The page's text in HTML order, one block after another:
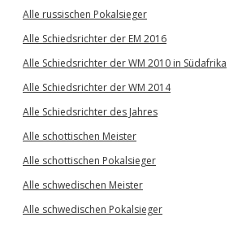
Alle russischen Pokalsieger
Alle Schiedsrichter der EM 2016
Alle Schiedsrichter der WM 2010 in Südafrika
Alle Schiedsrichter der WM 2014
Alle Schiedsrichter des Jahres
Alle schottischen Meister
Alle schottischen Pokalsieger
Alle schwedischen Meister
Alle schwedischen Pokalsieger